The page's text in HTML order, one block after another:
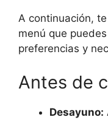
A continuación,
menú que
preferencias y
Antes de
Desayuno: